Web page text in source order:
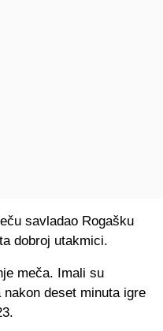
savladao Rogašku
dobroj utakmici.
meča. Imali su
deset minuta igre